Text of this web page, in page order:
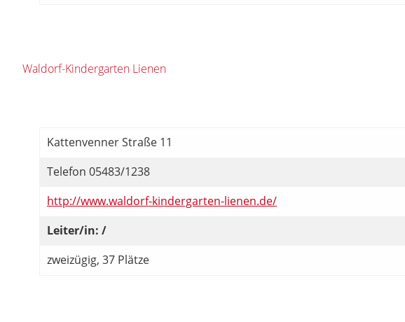
Waldorf-Kindergarten Lienen
Kattenvenner Straße 11
Telefon 05483/1238
http://www.waldorf-kindergarten-lienen.de/
Leiter/in: /
zweizügig, 37 Plätze